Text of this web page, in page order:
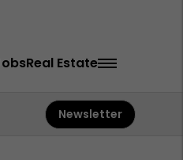
Real Estate
Newsletter